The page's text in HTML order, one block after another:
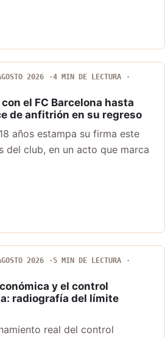
2026
4 MIN DE LECTURA
el FC Barcelona hasta
de anfitrión en su regreso
años estampa su firma este
del club, en un acto que marca
2026
5 MIN DE LECTURA
y el control
radiografía del límite
real del control